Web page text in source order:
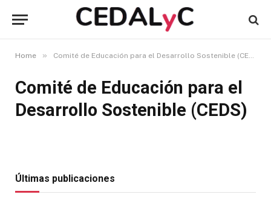
Home » Comité de Educación para el Desarrollo Sostenible (CEDS)
Comité de Educación para el
Desarrollo Sostenible (CEDS)
Últimas publicaciones